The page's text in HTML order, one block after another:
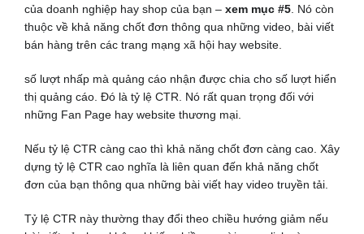
của doanh nghiệp hay shop của bạn – xem mục #5. Nó còn
thuộc về khả năng chốt đơn thông qua những video, bài viết
bán hàng trên các trang mạng xã hội hay website.
số lượt nhấp mà quảng cáo nhận được chia cho số lượt hiển
thị quảng cáo. Đó là tỷ lệ CTR. Nó rất quan trọng đối với
những Fan Page hay website thương mại.
Nếu tỷ lệ CTR càng cao thì khả năng chốt đơn càng cao. Xây
dựng tỷ lệ CTR cao nghĩa là liên quan đến khả năng chốt
đơn của bạn thông qua những bài viết hay video truyền tải.
Tỷ lệ CTR này thường thay đổi theo chiều hướng giảm nếu